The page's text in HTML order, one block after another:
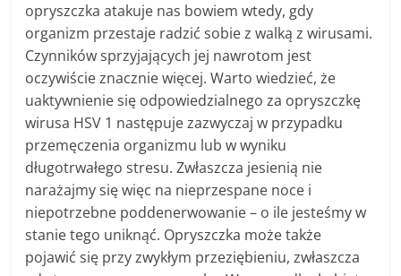
opryszczka atakuje nas bowiem wtedy, gdy
organizm przestaje radzić sobie z walką z wirusami.
Czynników sprzyjających jej nawrotom jest
oczywiście znacznie więcej. Warto wiedzieć, że
uaktywnienie się odpowiedzialnego za opryszczkę
wirusa HSV 1 następuje zazwyczaj w przypadku
przemęczenia organizmu lub w wyniku
długotrwałego stresu. Zwłaszcza jesienią nie
narażajmy się więc na nieprzespane noce i
niepotrzebne poddenerwowanie – o ile jesteśmy w
stanie tego uniknąć. Opryszczka może także
pojawić się przy zwykłym przeziębieniu, zwłaszcza